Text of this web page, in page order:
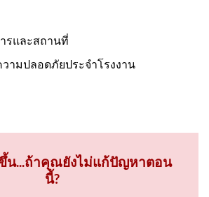
รและสถานที่
ามปลอดภัยประจำโรงงาน
ขึ้น...ถ้าคุณยังไม่แก้ปัญหาตอน
นี้?